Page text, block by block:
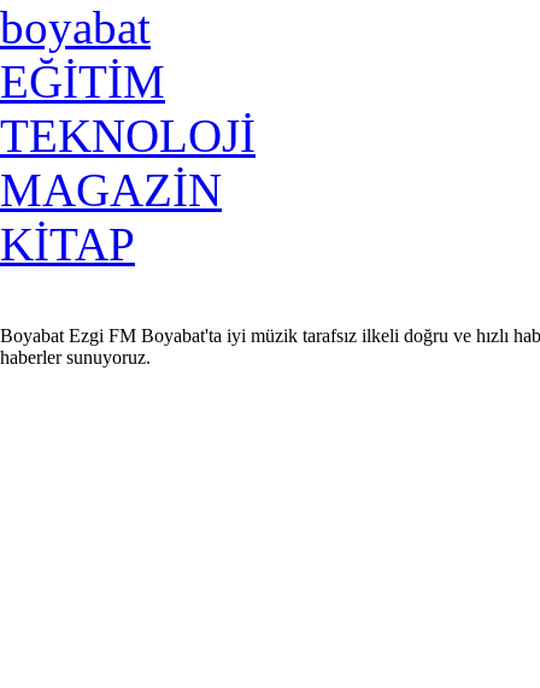
boyabat
EĞİTİM
TEKNOLOJİ
MAGAZİN
KİTAP
Boyabat Ezgi FM Boyabat'ta iyi müzik tarafsız ilkeli doğru ve hızlı
haberler sunuyoruz.